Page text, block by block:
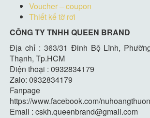
Voucher – coupon
Thiết kế tờ rơi
CÔNG TY TNHH QUEEN BRAND
Địa chỉ : 363/31 Đinh Bộ Lĩnh,
Thạnh, Tp.HCM
Điện thoại : 0932834179
Zalo: 0932834179
Fanpage
https://www.facebook.com/
Email : cskh.queenbrand@gmail.com